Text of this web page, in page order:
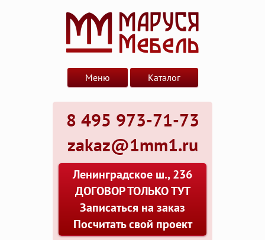
8 495 973-71-73
zakaz@1mm1.ru
Ленинградское ш., 236
ДОГОВОР ТОЛЬКО ТУТ
Записаться на заказ
Посчитать свой проект
Меню Каталог